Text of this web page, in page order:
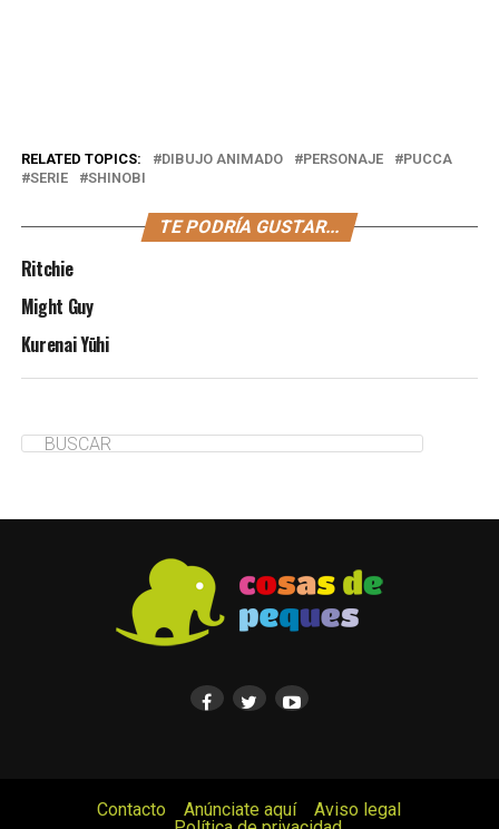
RELATED TOPICS: DIBUJO ANIMADO PERSONAJE
PUCCA
SERIE
SHINOBI
TE PODRÍA GUSTAR...
Ritchie
Might Guy
Kurenai Yūhi
Contacto Anúnciate aquí
Aviso legal